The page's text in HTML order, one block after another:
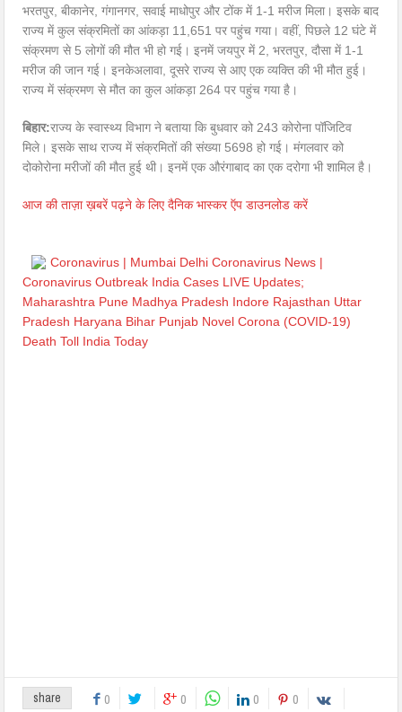
भरतपुर, बीकानेर, गंगानगर, सवाई माधोपुर और टोंक में 1-1 मरीज मिला। इसके बाद
राज्य में कुल संक्रमितों का आंकड़ा 11,651 पर पहुंच गया। वहीं, पिछले 12 घंटे में
संक्रमण से 5 लोगों की मौत भी हो गई। इनमें जयपुर में 2, भरतपुर, दौसा में 1-1
मरीज की जान गई। इनकेअलावा, दूसरे राज्य से आए एक व्यक्ति की भी मौत हुई।
राज्य में संक्रमण से मौत का कुल आंकड़ा 264 पर पहुंच गया है।
बिहार:राज्य के स्वास्थ्य विभाग ने बताया कि बुधवार को 243 कोरोना पॉजिटिव
मिले। इसके साथ राज्य में संक्रमितों की संख्या 5698 हो गई। मंगलवार को
दोकोरोना मरीजों की मौत हुई थी। इनमें एक औरंगाबाद का एक दरोगा भी शामिल है।
आज की ताज़ा ख़बरें पढ़ने के लिए दैनिक भास्कर ऍप डाउनलोड करें
Coronavirus | Mumbai Delhi Coronavirus News |
Coronavirus Outbreak India Cases LIVE Updates;
Maharashtra Pune Madhya Pradesh Indore Rajasthan Uttar
Pradesh Haryana Bihar Punjab Novel Corona (COVID-19)
Death Toll India Today
share 0 0 0 0